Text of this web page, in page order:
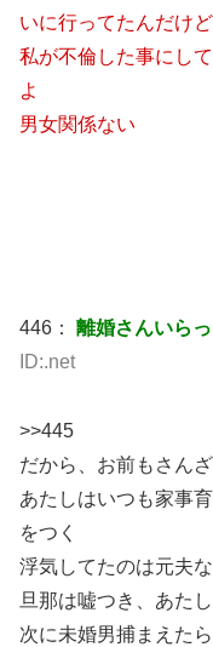
いに行ってたんだけ
私が不倫した事にし
よ
男女関係ない
446： 離婚さんいら
ID:.net
>>445
だから、お前もさん
あたしはいつも家事
をつく
浮気してたのは元夫
旦那は嘘つき、あた
次に未婚男捕まえた